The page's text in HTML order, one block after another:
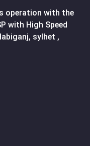
operation with the
with High Speed
sylhet ,